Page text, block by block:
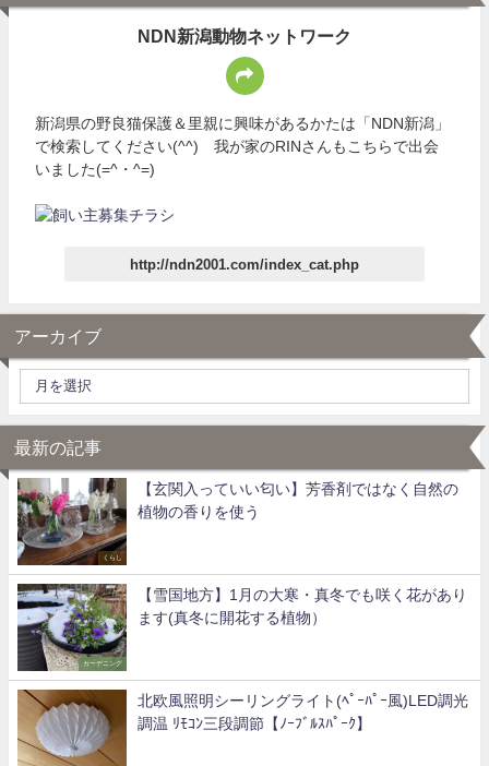
NDN新潟動物ネットワーク
新潟県の野良猫保護＆里親に興味があるかたは「NDN新潟」
で検索してください(^^) 我が家のRINさんもこちらで出会
いました(=^・^=)
http://ndn2001.com/index_cat.php
アーカイブ
最新の記事
くらし
【玄関入っていい匂い】芳香剤ではなく自然の
植物の香りを使う
ガーデニング
【雪国地方】1月の大寒・真冬でも咲く花があり
ます(真冬に開花する植物）
北欧風照明シーリングライト(ﾍﾟｰﾊﾟｰ風)LED調光
調温 ﾘﾓｺﾝ三段調節【ﾉｰﾌﾞﾙｽﾊﾟｰｸ】